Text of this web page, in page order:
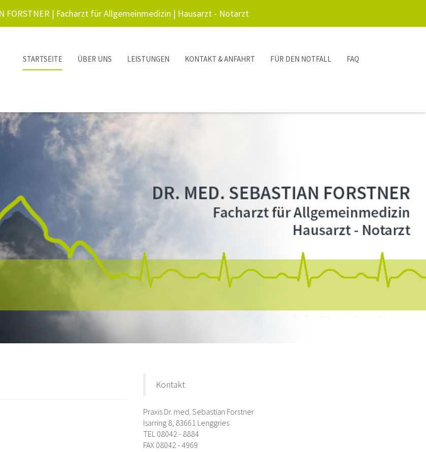
FORSTNER | Facharzt für Allgemeinmedizin | Hausarzt - Notarzt
STARTSEITE ÜBER UNS LEISTUNGEN KONTAKT & ANFAHRT FÜR DEN NOTFALL FAQ
Kontakt
Praxis Dr. med. Sebastian Forstner
Isarring 8, 83661 Lenggries
TEL 08042 - 8884
FAX 08042 - 4969